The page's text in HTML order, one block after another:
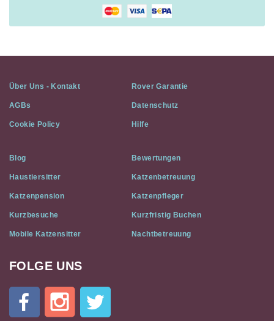
Über Uns - Kontakt Rover Garantie
AGBs Datenschutz
Cookie Policy Hilfe
Blog Bewertungen
Haustiersitter Katzenbetreuung
Katzenpension Katzenpfleger
Kurzbesuche Kurzfristig Buchen
Mobile Katzensitter Nachtbetreuung
Cat
Flat
FOLGE UNS